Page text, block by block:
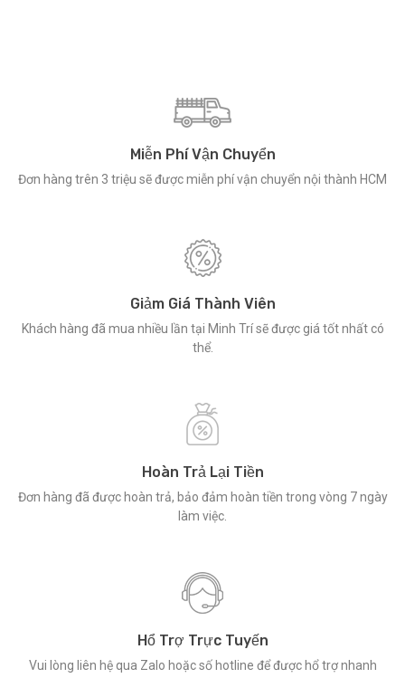
Miễn Phí Vận Chuyển
Đơn hàng trên 3 triệu sẽ được miễn phí vận chuyển nội thành HCM
Giảm Giá Thành Viên
Khách hàng đã mua nhiều lần tại Minh Trí sẽ được giá tốt nhất có
thể.
Hoàn Trả Lại Tiền
Đơn hàng đã được hoàn trả, bảo đảm hoàn tiền trong vòng 7 ngày
làm việc.
Hổ Trợ Trực Tuyến
Vui lòng liên hệ qua Zalo hoặc số hotline để được hổ trợ nhanh